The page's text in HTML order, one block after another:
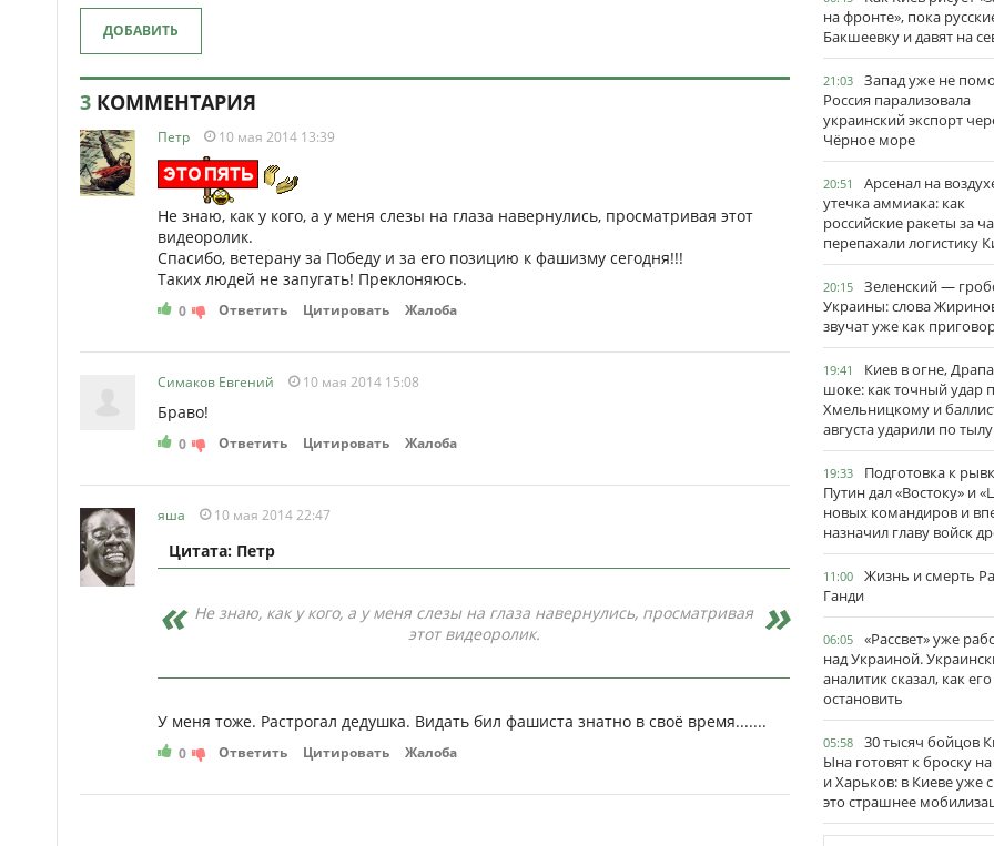
ДОБАВИТЬ
3 КОММЕНТАРИЯ
Петр 10 мая 2014 13:39
Не знаю, как у кого, а у меня слезы на глаза навернулись, просматривая этот
видеоролик.
Спасибо, ветерану за Победу и за его позицию к фашизму сегодня!!!
Таких людей не запугать! Преклоняюсь.
0 Ответить Цитировать Жалоба
Симаков Евгений 10 мая 2014 15:08
Браво!
0 Ответить Цитировать Жалоба
яша 10 мая 2014 22:47
Цитата: Петр
Не знаю, как у кого, а у меня слезы на глаза навернулись, просматривая
этот видеоролик.
У меня тоже. Растрогал дедушка. Видать бил фашиста знатно в своё время.......
0 Ответить Цитировать Жалоба
на фронте», пока
Бакшеевку и давят на
21:03
Запад уже не
Россия парализовала
украинский экспорт
Чёрное море
20:51
Арсенал на
утечка аммиака: как
российские ракеты за
перепахали логистику
20:15
Зеленский —
Украины: слова
звучат уже как
19:41
Киев в огне,
шоке: как точный удар
Хмельницкому и
августа ударили по
19:33
Подготовка к
Путин дал «Востоку» и
новых командиров и
назначил главу войск
11:00
Жизнь и смерть
Ганди
06:05
«Рассвет» уже
над Украиной.
аналитик сказал, как его
остановить
05:58
30 тысяч бойцов
Ына готовят к броску
и Харьков: в Киеве уже
это страшнее